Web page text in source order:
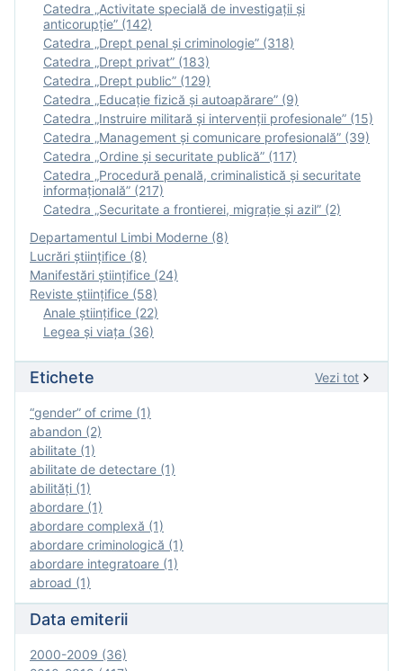
Catedra „Activitate specială de investigaţii şi
anticorupție” (142)
Catedra „Drept penal și criminologie” (318)
Catedra „Drept privat” (183)
Catedra „Drept public” (129)
Catedra „Educație fizică şi autoapărare” (9)
Catedra „Instruire militară şi intervenţii profesionale” (15)
Catedra „Management și comunicare profesională” (39)
Catedra „Ordine și securitate publică” (117)
Catedra „Procedură penală, criminalistică și securitate
informațională” (217)
Catedra „Securitate a frontierei, migrație și azil” (2)
Departamentul Limbi Moderne (8)
Lucrări științifice (8)
Manifestări ştiinţifice (24)
Reviste ştiinţifice (58)
Anale ştiinţifice (22)
Legea şi viaţa (36)
Etichete Vezi tot
“gender” of crime (1)
abandon (2)
abilitate (1)
abilitate de detectare (1)
abilităţi (1)
abordare (1)
abordare complexă (1)
abordare criminologică (1)
abordare integratoare (1)
abroad (1)
Data emiterii
2000-2009 (36)